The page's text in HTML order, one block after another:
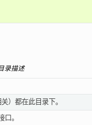
录描述
）都在此目录下。
口。